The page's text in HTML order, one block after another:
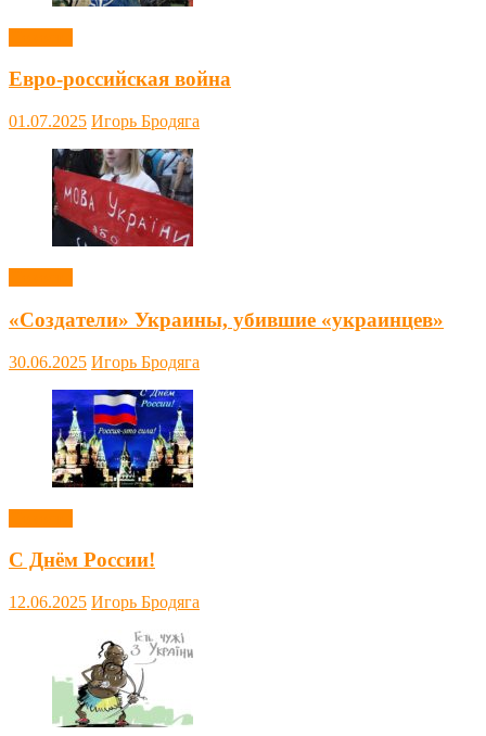
Евро-российская война
01.07.2025 Игорь Бродяга
«Создатели» Украины, убившие «украинцев»
30.06.2025 Игорь Бродяга
С Днём России!
12.06.2025 Игорь Бродяга